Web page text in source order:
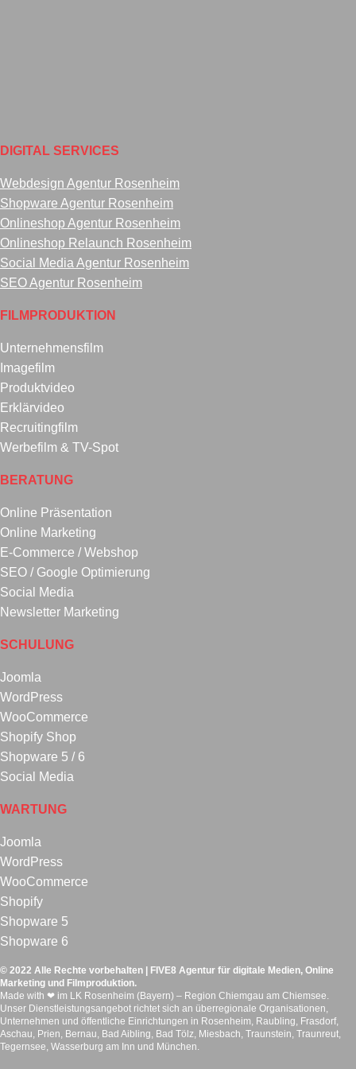
DIGITAL SERVICES
Webdesign Agentur Rosenheim
Shopware Agentur Rosenheim
Onlineshop Agentur Rosenheim
Onlineshop Relaunch Rosenheim
Social Media Agentur Rosenheim
SEO Agentur Rosenheim
FILMPRODUKTION
Unternehmensfilm
Imagefilm
Produktvideo
Erklärvideo
Recruitingfilm
Werbefilm & TV-Spot
BERATUNG
Online Präsentation
Online Marketing
E-Commerce / Webshop
SEO / Google Optimierung
Social Media
Newsletter Marketing
SCHULUNG
Joomla
WordPress
WooCommerce
Shopify Shop
Shopware 5 / 6
Social Media
WARTUNG
Joomla
WordPress
WooCommerce
Shopify
Shopware 5
Shopware 6
© 2022 Alle Rechte vorbehalten | FIVE8 Agentur für digitale Medien, Online
Marketing und Filmproduktion.
Made with ❤ im LK Rosenheim (Bayern) – Region Chiemgau am Chiemsee.
Unser Dienstleistungsangebot richtet sich an überregionale Organisationen,
Unternehmen und öffentliche Einrichtungen in Rosenheim, Raubling, Frasdorf,
Aschau, Prien, Bernau, Bad Aibling, Bad Tölz, Miesbach, Traunstein, Traunreut,
Tegernsee, Wasserburg am Inn und München.